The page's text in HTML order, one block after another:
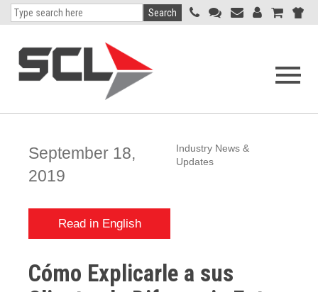
Open
Search
September 18,
2019
Industry News &
Updates
Read in English
Cómo Explicarle a sus